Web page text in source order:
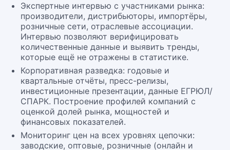
Экспертные интервью с участниками рынка:
производители, дистрибьюторы, импортёры,
розничные сети, отраслевые ассоциации.
Интервью позволяют верифицировать
количественные данные и выявить тренды,
которые ещё не отражены в статистике.
Корпоративная разведка: годовые и
квартальные отчёты, пресс-релизы,
инвестиционные презентации, данные ЕГРЮЛ/
СПАРК. Построение профилей компаний с
оценкой долей рынка, мощностей и
финансовых показателей.
Мониторинг цен на всех уровнях цепочки:
заводские, оптовые, розничные (онлайн и